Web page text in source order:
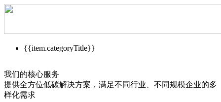
{{item.categoryTitle}}
我们的核心服务
提供全方位低碳解决方案，满足不同行业、不同规模企业的多
样化需求